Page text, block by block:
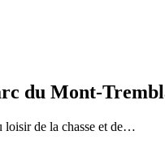
du Mont-
loisir de la chasse et de…